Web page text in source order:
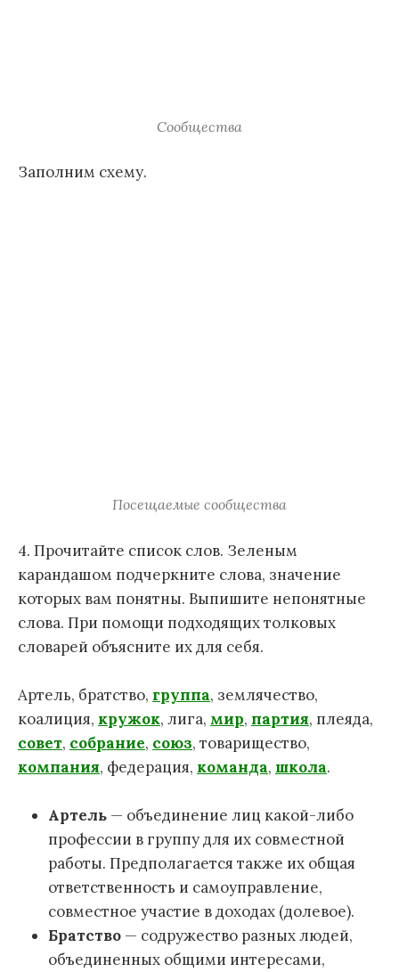
Сообщества
Заполним схему.
Посещаемые сообщества
4. Прочитайте список слов. Зеленым
карандашом подчеркните слова, значение
которых вам понятны. Выпишите непонятные
слова. При помощи подходящих толковых
словарей объясните их для себя.
Артель, братство, группа, землячество,
коалиция, кружок, лига, мир, партия, плеяда,
совет, собрание, союз, товарищество,
компания, федерация, команда, школа.
Артель — объединение лиц какой-либо
профессии в группу для их совместной
работы. Предполагается также их общая
ответственность и самоуправление,
совместное участие в доходах (долевое).
Братство — содружество разных людей,
объединенных общими интересами,